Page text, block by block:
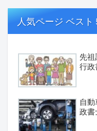
人気ページ ベスト
先
行政
自
政書